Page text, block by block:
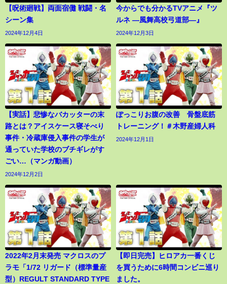
【呪術廻戦】両面宿儺 戦闘・名
シーン集
2024年12月4日
今からでも分かるTVアニメ『ツ
ルネ ―風舞高校弓道部―』
2024年12月3日
【実話】悲惨なバカッターの末
路とは？アイスケース寝そべり
事件・冷蔵庫侵入事件の学生が
通っていた学校のブチギレがす
ごい…（マンガ動画）
2024年12月2日
ぽっこりお腹の改善 骨盤底筋
トレーニング！＃木野産婦人科
2024年12月1日
2022年2月末発売 マクロスのプ
ラモ「1/72 リガード（標準量産
型）REGULT STANDARD TYPE
【即日完売】ヒロアカ一番くじ
を買うために6時間コンビニ巡り
ました。